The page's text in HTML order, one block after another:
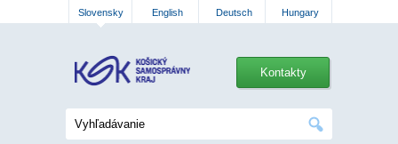
Slovensky English Deutsch Hungary
Kontakty